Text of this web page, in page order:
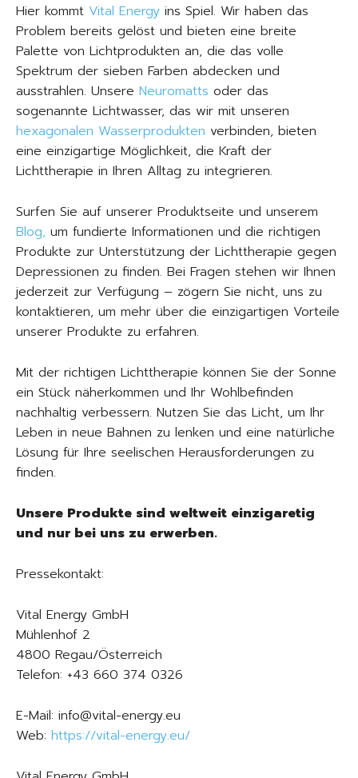
Hier kommt Vital Energy ins Spiel. Wir haben das
Problem bereits gelöst und bieten eine breite
Palette von Lichtprodukten an, die das volle
Spektrum der sieben Farben abdecken und
ausstrahlen. Unsere Neuromatts oder das
sogenannte Lichtwasser, das wir mit unseren
hexagonalen Wasserprodukten verbinden, bieten
eine einzigartige Möglichkeit, die Kraft der
Lichttherapie in Ihren Alltag zu integrieren.
Surfen Sie auf unserer Produktseite und unserem
Blog, um fundierte Informationen und die richtigen
Produkte zur Unterstützung der Lichttherapie gegen
Depressionen zu finden. Bei Fragen stehen wir Ihnen
jederzeit zur Verfügung – zögern Sie nicht, uns zu
kontaktieren, um mehr über die einzigartigen Vorteile
unserer Produkte zu erfahren.
Mit der richtigen Lichttherapie können Sie der Sonne
ein Stück näherkommen und Ihr Wohlbefinden
nachhaltig verbessern. Nutzen Sie das Licht, um Ihr
Leben in neue Bahnen zu lenken und eine natürliche
Lösung für Ihre seelischen Herausforderungen zu
finden.
Unsere Produkte sind weltweit einzigaretig
und nur bei uns zu erwerben.
Pressekontakt:
Vital Energy GmbH
Mühlenhof 2
4800 Regau/Österreich
Telefon: +43 660 374 0326
E-Mail: info@vital-energy.eu
Web: https://vital-energy.eu/